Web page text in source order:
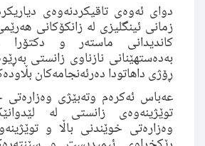
دواى ئەوەى تاقیكردنه‌وه‌ی
زمانى ئینگلیزى لە زانکۆکانى
کاندیدانى ماستەر و دکتۆرا
بەدەستهێنانى نازناوى زانستى
ڕۆژی داهاتودا ده‌رئه‌نجامه‌كان
عەباس ئەکرەم وتەبێژى وەزارەتى
توێژینەوەى زانستى لە
وەزارەتى خوێندنى باڵا و